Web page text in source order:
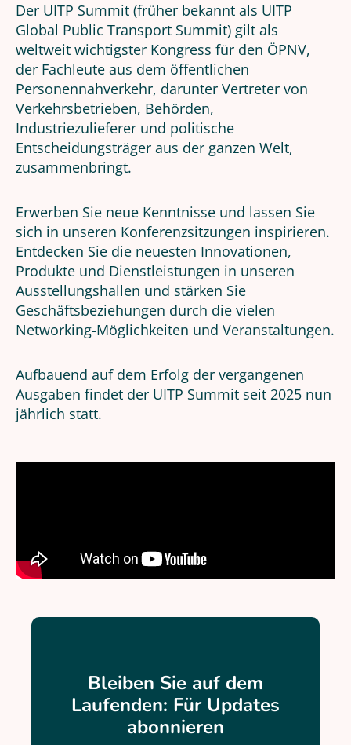
Der UITP Summit (früher bekannt als UITP
Global Public Transport Summit) gilt als
weltweit wichtigster Kongress für den ÖPNV,
der Fachleute aus dem öffentlichen
Personennahverkehr, darunter Vertreter von
Verkehrsbetrieben, Behörden,
Industriezulieferer und politische
Entscheidungsträger aus der ganzen Welt,
zusammenbringt.
Erwerben Sie neue Kenntnisse und lassen Sie
sich in unseren Konferenzsitzungen inspirieren.
Entdecken Sie die neuesten Innovationen,
Produkte und Dienstleistungen in unseren
Ausstellungshallen und stärken Sie
Geschäftsbeziehungen durch die vielen
Networking-Möglichkeiten und Veranstaltungen.
Aufbauend auf dem Erfolg der vergangenen
Ausgaben findet der UITP Summit seit 2025 nun
jährlich statt.
Bleiben Sie auf dem
Laufenden: Für Updates
abonnieren